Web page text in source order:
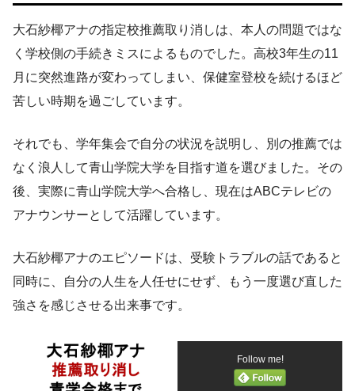
大石紗椰アナの指定校推薦取り消しは、本人の問題ではな
く学校側の手続きミスによるものでした。高校3年生の11
月に突然進路が変わってしまい、保健室登校を続けるほど
苦しい時期を過ごしています。
それでも、学年集会で自分の状況を説明し、別の推薦では
なく浪人して青山学院大学を目指す道を選びました。その
後、実際に青山学院大学へ合格し、現在はABCテレビの
アナウンサーとして活躍しています。
大石紗椰アナのエピソードは、受験トラブルの話であると
同時に、自分の人生を人任せにせず、もう一度選び直した
強さを感じさせる出来事です。
Follow me!